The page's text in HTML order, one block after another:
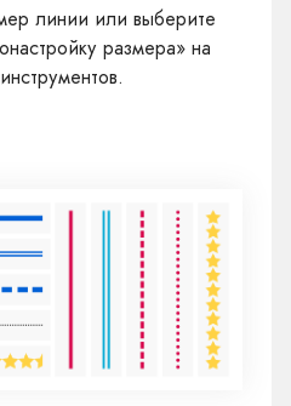
линии или выберите
размера» на